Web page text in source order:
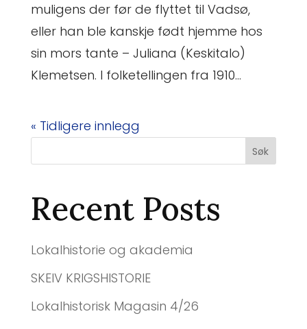
muligens der før de flyttet til Vadsø,
eller han ble kanskje født hjemme hos
sin mors tante – Juliana (Keskitalo)
Klemetsen. I folketellingen fra 1910...
« Tidligere innlegg
Søk
Recent Posts
Lokalhistorie og akademia
SKEIV KRIGSHISTORIE
Lokalhistorisk Magasin 4/26